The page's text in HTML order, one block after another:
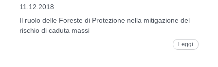
11.12.2018
Il ruolo delle Foreste di Protezione nella mitigazione del
rischio di caduta massi
Leggi